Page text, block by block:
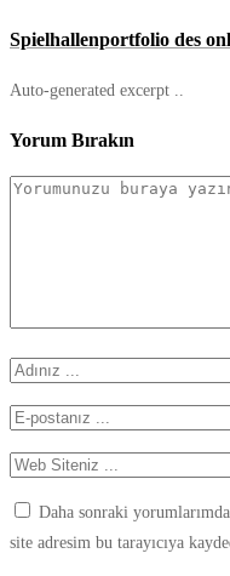
Spielhallenportfolio des
Auto-generated excerpt ..
Yorum Bırakın
Daha sonraki
site adresim bu tarayıcıya